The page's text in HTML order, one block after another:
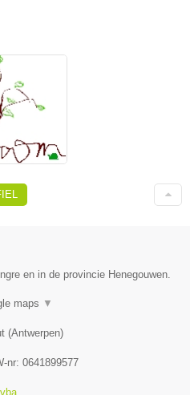
en in de provincie Henegouwen.
maps ▼
(Antwerpen)
nr: 0641899577